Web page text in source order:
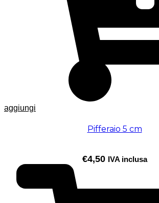
aggiungi
Pifferaio 5 cm
€4,50 IVA inclusa